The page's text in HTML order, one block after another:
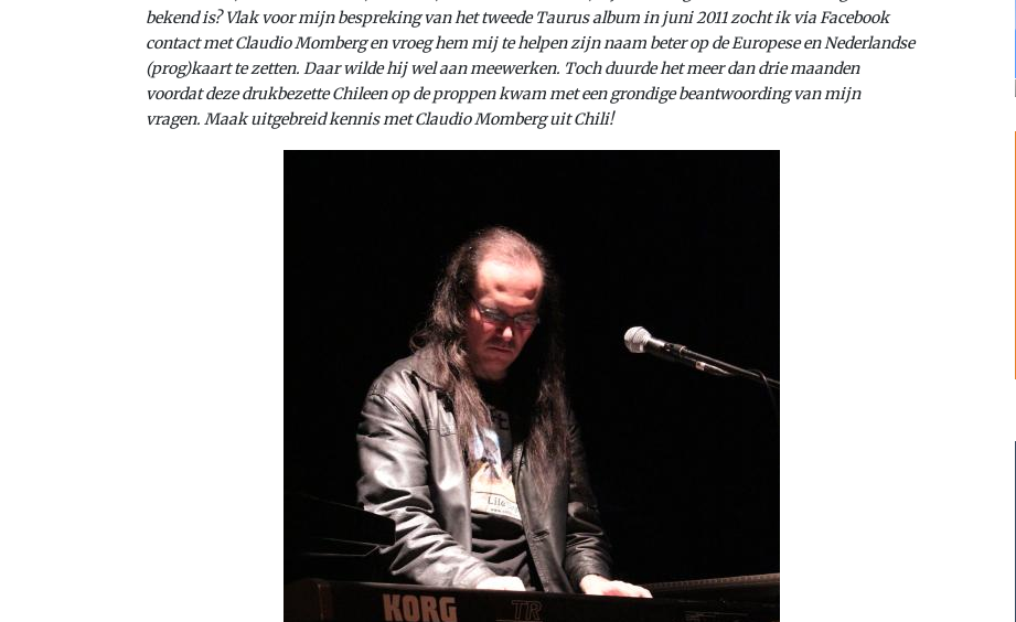
bekend is? Vlak voor mijn bespreking van het tweede Taurus album in juni 2011 zocht ik via Facebook
contact met Claudio Momberg en vroeg hem mij te helpen zijn naam beter op de Europese en Nederlandse
(prog)kaart te zetten. Daar wilde hij wel aan meewerken. Toch duurde het meer dan drie maanden
voordat deze drukbezette Chileen op de proppen kwam met een grondige beantwoording van mijn
vragen. Maak uitgebreid kennis met Claudio Momberg uit Chili!